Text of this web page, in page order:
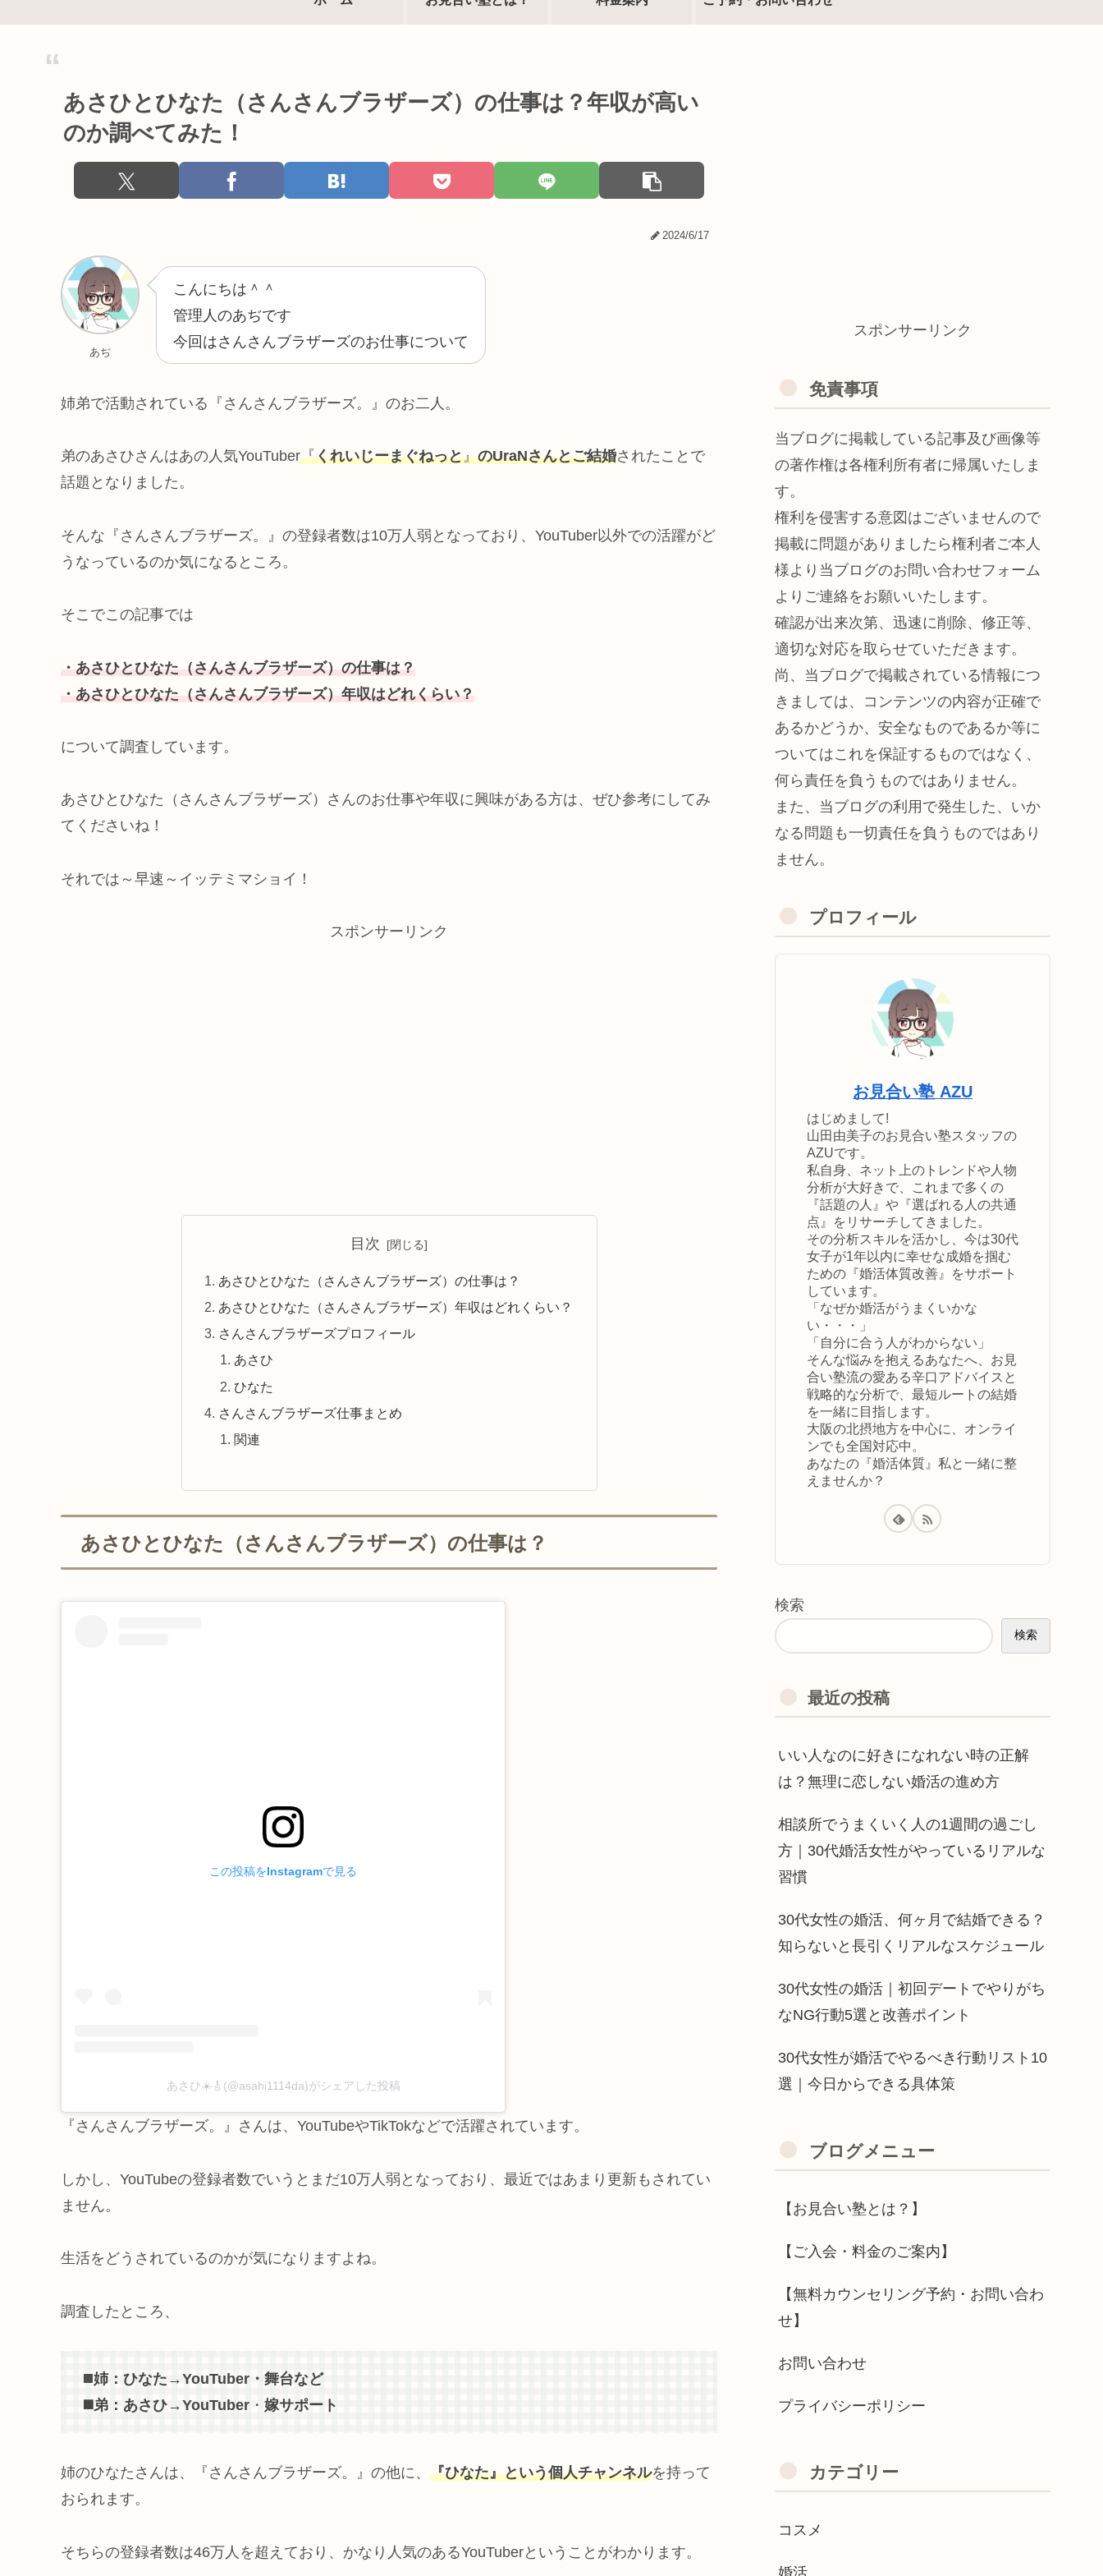
あさひとひなた（さんさんブラザーズ）の仕事は？年収が高い
のか調べてみた！
2024/6/17
あぢ
こんにちは＾＾
管理人のあぢです
今回はさんさんブラザーズのお仕事について
姉弟で活動されている『さんさんブラザーズ。』のお二人。
弟のあさひさんはあの人気YouTuber『くれいじーまぐねっと』のUraNさんとご結婚されたことで
話題となりました。
そんな『さんさんブラザーズ。』の登録者数は10万人弱となっており、YouTuber以外での活躍がど
うなっているのか気になるところ。
そこでこの記事では
・あさひとひなた（さんさんブラザーズ）の仕事は？
・あさひとひなた（さんさんブラザーズ）年収はどれくらい？
について調査しています。
あさひとひなた（さんさんブラザーズ）さんのお仕事や年収に興味がある方は、ぜひ参考にしてみ
てくださいね！
それでは～早速～イッテミマショイ！
スポンサーリンク
目次
あさひとひなた（さんさんブラザーズ）の仕事は？
あさひとひなた（さんさんブラザーズ）年収はどれくらい？
さんさんブラザーズプロフィール
あさひ
ひなた
さんさんブラザーズ仕事まとめ
関連
あさひとひなた（さんさんブラザーズ）の仕事は？
この投稿をInstagramで見る
あさひ☀️🎸(@asahi1114da)がシェアした投稿
『さんさんブラザーズ。』さんは、YouTubeやTikTokなどで活躍されています。
しかし、YouTubeの登録者数でいうとまだ10万人弱となっており、最近ではあまり更新もされてい
ません。
生活をどうされているのかが気になりますよね。
調査したところ、
◼️姉：ひなた→YouTuber・舞台など
◼️弟：あさひ→YouTuber ・ 嫁サポート
姉のひなたさんは、『さんさんブラザーズ。』の他に、 『ひなた』という個人チャンネルを持って
おられます。
そちらの登録者数は46万人を超えており、かなり人気のあるYouTuberということがわかります。
スポンサーリンク
免責事項
当ブログに掲載している記事及び画像等
の著作権は各権利所有者に帰属いたしま
す。
権利を侵害する意図はございませんので
掲載に問題がありましたら権利者ご本人
様より当ブログのお問い合わせフォーム
よりご連絡をお願いいたします。
確認が出来次第、迅速に削除、修正等、
適切な対応を取らせていただきます。
尚、当ブログで掲載されている情報につ
きましては、コンテンツの内容が正確で
あるかどうか、安全なものであるか等に
ついてはこれを保証するものではなく、
何ら責任を負うものではありません。
また、当ブログの利用で発生した、いか
なる問題も一切責任を負うものではあり
ません。
プロフィール
お見合い塾 AZU
はじめまして!
山田由美子のお見合い塾スタッフの
AZUです。
私自身、ネット上のトレンドや人物
分析が大好きで、これまで多くの
『話題の人』や『選ばれる人の共通
点』をリサーチしてきました。
その分析スキルを活かし、今は30代
女子が1年以内に幸せな成婚を掴む
ための『婚活体質改善』をサポート
しています。
「なぜか婚活がうまくいかな
い・・・」
「自分に合う人がわからない」
そんな悩みを抱えるあなたへ、お見
合い塾流の愛ある辛口アドバイスと
戦略的な分析で、最短ルートの結婚
を一緒に目指します。
大阪の北摂地方を中心に、オンライ
ンでも全国対応中。
あなたの『婚活体質』私と一緒に整
えませんか？
検索
検索
最近の投稿
いい人なのに好きになれない時の正解
は？無理に恋しない婚活の進め方
相談所でうまくいく人の1週間の過ごし
方｜30代婚活女性がやっているリアルな
習慣
30代女性の婚活、何ヶ月で結婚できる？
知らないと長引くリアルなスケジュール
30代女性の婚活｜初回デートでやりがち
なNG行動5選と改善ポイント
30代女性が婚活でやるべき行動リスト10
選｜今日からできる具体策
ブログメニュー
【お見合い塾とは？】
【ご入会・料金のご案内】
【無料カウンセリング予約・お問い合わ
せ】
お問い合わせ
プライバシーポリシー
カテゴリー
コスメ